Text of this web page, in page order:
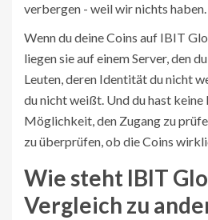
verbergen - weil wir nichts haben.
Wenn du deine Coins auf IBIT
liegen sie auf einem Server, den
Leuten, deren Identität du nicht
du nicht weißt. Und du hast
Möglichkeit, den Zugang zu
zu überprüfen, ob die Coins
Wie steht IBIT
Vergleich zu